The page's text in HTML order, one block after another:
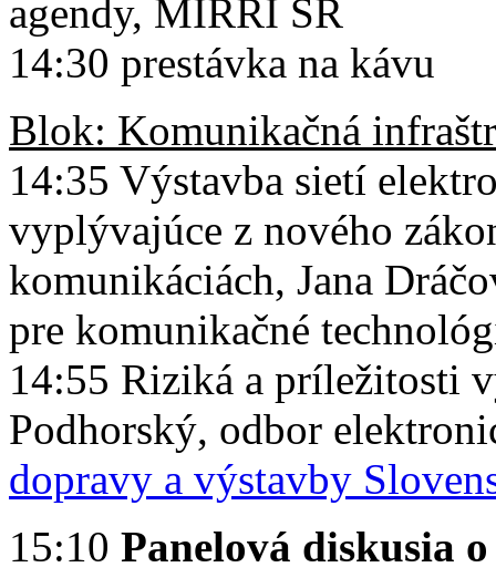
agendy, MIRRI SR
14:30 prestávka na kávu
Blok: Komunikačná
14:35 Výstavba sietí
vyplývajúce z nového
komunikáciách, Jana
pre komunikačné
14:55 Riziká a príležitosti
Podhorský, odbor
dopravy a výstavby
15:10 Panelová diskusia